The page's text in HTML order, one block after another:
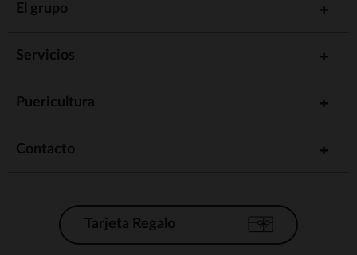
El grupo
Servicios
Puericultura
Contacto
Tarjeta Regalo